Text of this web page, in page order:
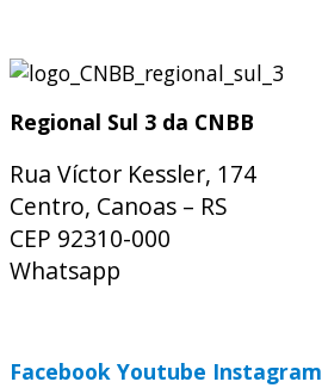
Regional Sul 3 da CNBB
Rua Víctor Kessler, 174
Centro, Canoas – RS
CEP 92310-000
Whatsapp
Facebook Youtube Instagram